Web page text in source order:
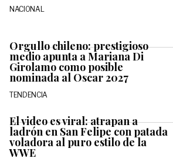
NACIONAL
Orgullo chileno: prestigioso
medio apunta a Mariana Di
Girolamo como posible
nominada al Oscar 2027
TENDENCIA
El video es viral: atrapan a
ladrón en San Felipe con patada
voladora al puro estilo de la
WWE